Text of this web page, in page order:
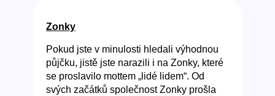
Zonky
Pokud jste v minulosti hledali výhodnou
půjčku, jistě jste narazili i na Zonky, které
se proslavilo mottem „lidé lidem“. Od
svých začátků společnost Zonky prošla